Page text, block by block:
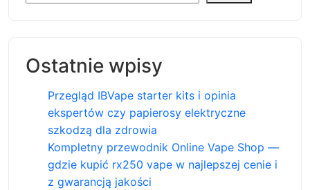
Ostatnie wpisy
Przegląd IBVape starter kits i opinia
ekspertów czy papierosy elektryczne
szkodzą dla zdrowia
Kompletny przewodnik Online Vape Shop —
gdzie kupić rx250 vape w najlepszej cenie i
z gwarancją jakości